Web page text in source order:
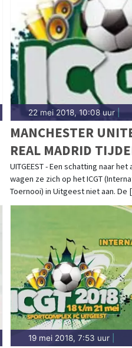
22 mei 2018, 10:08 uur|
MANCHESTER
REAL MADRID
GESLAAGD ICGT
UITGEEST - Een schatting naar
wagen ze zich op het ICGT
Toernooi) in Uitgeest niet aan. De
19 mei 2018, 7:53 uur|